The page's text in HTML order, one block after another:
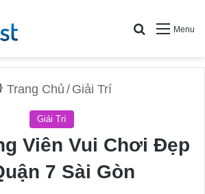
Menu
Search for
Trang Chủ / Giải Trí
Giải Trí
Viên Vui Chơi Đẹp
7 Sài Gòn